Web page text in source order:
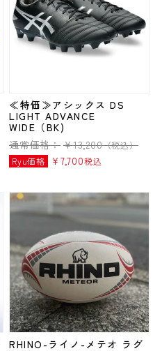
≪特価≫アシックス DS
LIGHT ADVANCE
WIDE（BK)
通常価格： ¥13,200（税込）
Ryu価格
¥ 7,700税込
RHINO-ライノ-メテオ ラグ